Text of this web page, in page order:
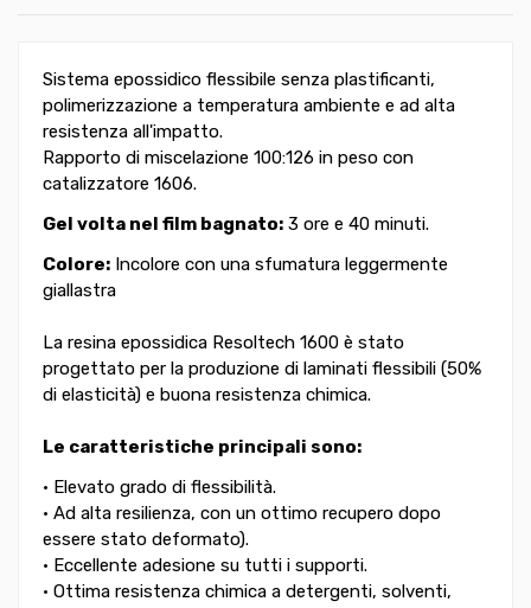
Sistema epossidico flessibile senza plastificanti,
polimerizzazione a temperatura ambiente e ad alta
resistenza all'impatto.
Rapporto di miscelazione 100:126 in peso con
catalizzatore 1606.
Gel volta nel film bagnato: 3 ore e 40 minuti.
Colore: Incolore con una sfumatura leggermente
giallastra
La resina epossidica Resoltech 1600 è stato
progettato per la produzione di laminati flessibili (50%
di elasticità) e buona resistenza chimica.
Le caratteristiche principali sono:
• Elevato grado di flessibilità.
• Ad alta resilienza, con un ottimo recupero dopo
essere stato deformato).
• Eccellente adesione su tutti i supporti.
• Ottima resistenza chimica a detergenti, solventi,